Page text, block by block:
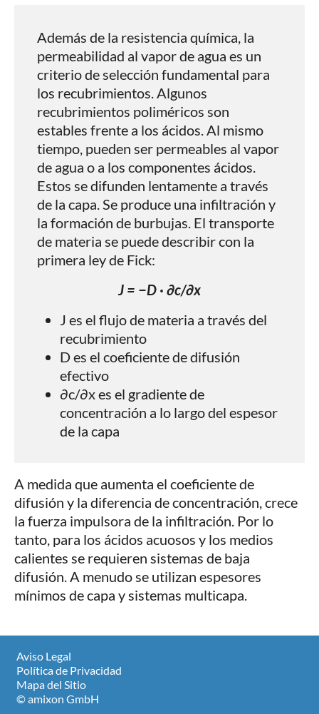
Además de la resistencia química, la
permeabilidad al vapor de agua es un
criterio de selección fundamental para
los recubrimientos. Algunos
recubrimientos poliméricos son
estables frente a los ácidos. Al mismo
tiempo, pueden ser permeables al vapor
de agua o a los componentes ácidos.
Estos se difunden lentamente a través
de la capa. Se produce una infiltración y
la formación de burbujas. El transporte
de materia se puede describir con la
primera ley de Fick:
J = −D · ∂c/∂x
J es el flujo de materia a través del
recubrimiento
D es el coeficiente de difusión
efectivo
∂c/∂x es el gradiente de
concentración a lo largo del espesor
de la capa
A medida que aumenta el coeficiente de
difusión y la diferencia de concentración, crece
la fuerza impulsora de la infiltración. Por lo
tanto, para los ácidos acuosos y los medios
calientes se requieren sistemas de baja
difusión. A menudo se utilizan espesores
mínimos de capa y sistemas multicapa.
Aviso Legal
Política de Privacidad
Mapa del Sitio
© amixon GmbH